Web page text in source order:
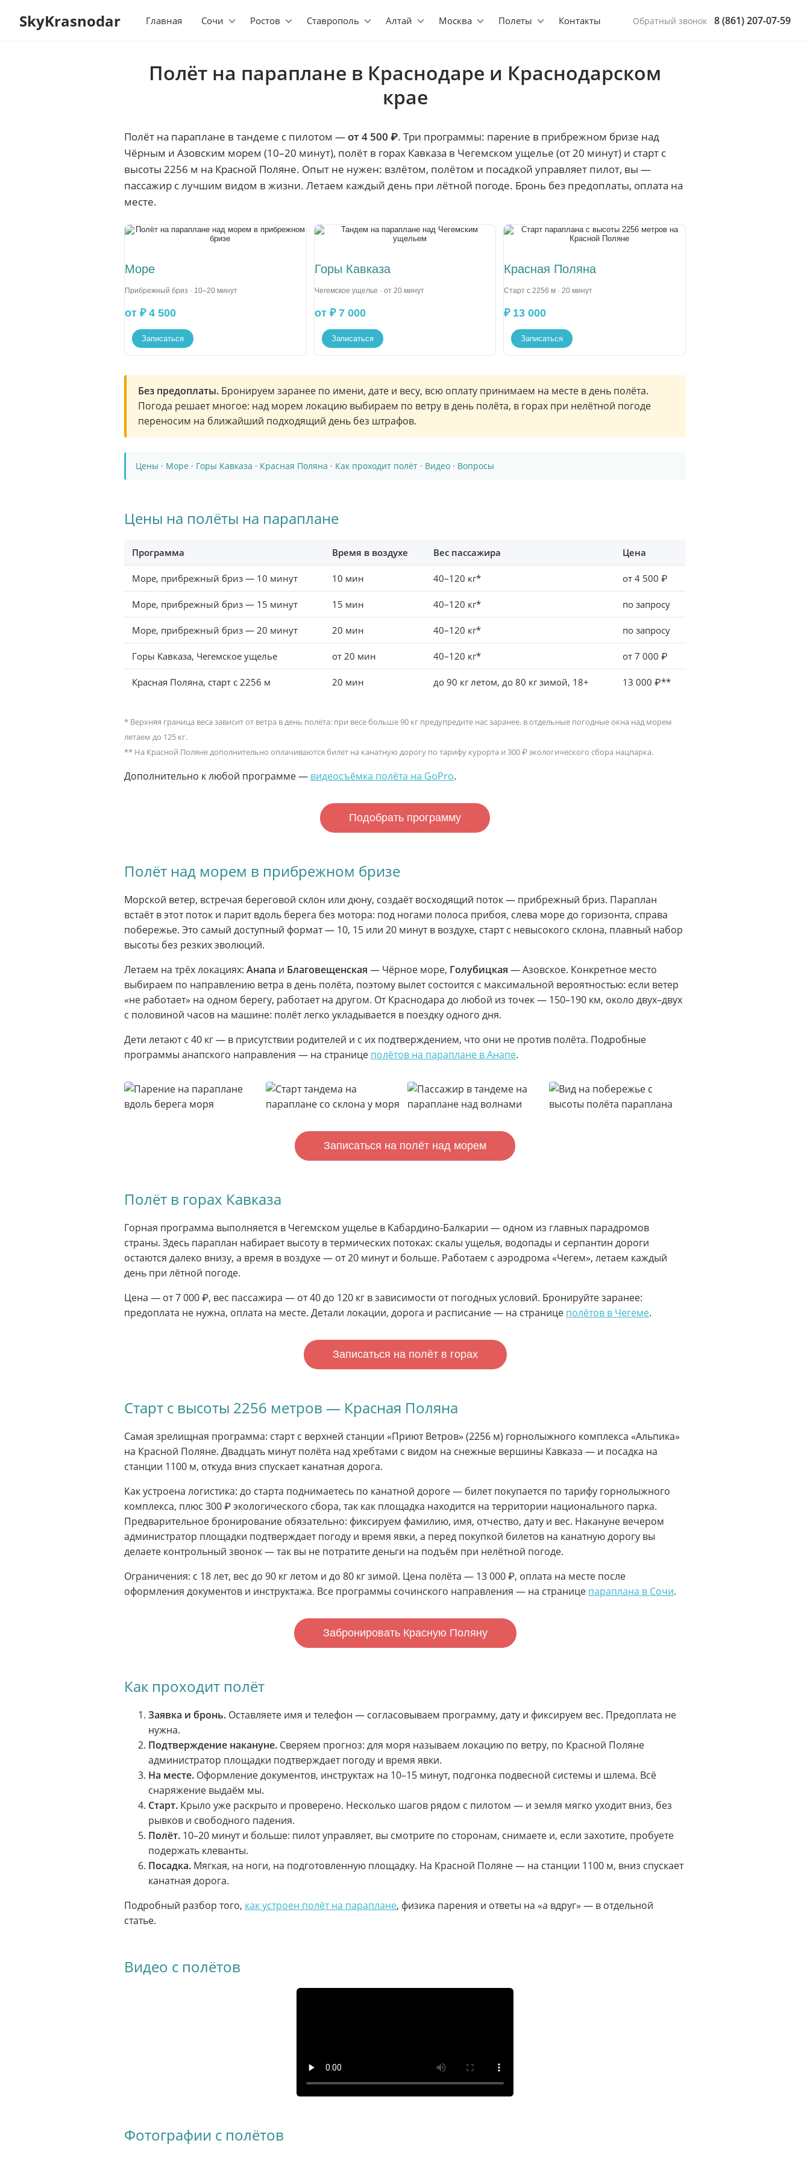
SkyKrasnodar Главная Сочи Ростов Ставрополь Алтай Москва Полеты Контакты Обратный звонок 8 (861) 207-07-59
Полёт на параплане в Краснодаре и Краснодарском
крае
Полёт на параплане в тандеме с пилотом —от 4 500 ₽. Три программы: парение в прибрежном бризе над
Чёрным и Азовским морем (10–20 минут), полёт в горах Кавказа в Чегемском ущелье (от 20 минут) и старт с
высоты 2256 м на Красной Поляне. Опыт не нужен: взлётом, полётом и посадкой управляет пилот, вы —
пассажир с лучшим видом в жизни. Летаем каждый день при лётной погоде. Бронь без предоплаты, оплата на
месте.
Море
Прибрежный бриз · 10–20 минут
от ₽ 4 500
Записаться
Горы Кавказа
Чегемское ущелье · от 20 минут
от ₽ 7 000
Записаться
Красная Поляна
Старт с 2256 м · 20 минут
₽ 13 000
Записаться
Без предоплаты. Бронируем заранее по имени, дате и весу, всю оплату принимаем на месте в день полёта.
Погода решает многое: над морем локацию выбираем по ветру в день полёта, в горах при нелётной погоде
переносим на ближайший подходящий день без штрафов.
Цены · Море · Горы Кавказа · Красная Поляна · Как проходит полёт · Видео · Вопросы
Цены на полёты на параплане
Программа Время в воздухе Вес пассажира Цена
Море, прибрежный бриз — 10 минут 10 мин 40–120 кг* от 4 500 ₽
Море, прибрежный бриз — 15 минут 15 мин 40–120 кг* по запросу
Море, прибрежный бриз — 20 минут 20 мин 40–120 кг* по запросу
Горы Кавказа, Чегемское ущелье от 20 мин 40–120 кг* от 7 000 ₽
Красная Поляна, старт с 2256 м 20 мин до 90 кг летом, до 80 кг зимой, 18+ 13 000 ₽**
* Верхняя граница веса зависит от ветра в день полёта: при весе больше 90 кг предупредите нас заранее, в отдельные погодные окна над морем
летаем до 125 кг.
** На Красной Поляне дополнительно оплачиваются билет на канатную дорогу по тарифу курорта и 300 ₽ экологического сбора нацпарка.
Дополнительно к любой программе — видеосъёмка полёта на GoPro.
Подобрать программу
Полёт над морем в прибрежном бризе
Морской ветер, встречая береговой склон или дюну, создаёт восходящий поток — прибрежный бриз. Параплан
встаёт в этот поток и парит вдоль берега без мотора: под ногами полоса прибоя, слева море до горизонта, справа
побережье. Это самый доступный формат — 10, 15 или 20 минут в воздухе, старт с невысокого склона, плавный набор
высоты без резких эволюций.
Летаем на трёх локациях: Анапа и Благовещенская — Чёрное море, Голубицкая — Азовское. Конкретное место
выбираем по направлению ветра в день полёта, поэтому вылет состоится с максимальной вероятностью: если ветер
«не работает» на одном берегу, работает на другом. От Краснодара до любой из точек — 150–190 км, около двух–двух
с половиной часов на машине: полёт легко укладывается в поездку одного дня.
Дети летают с 40 кг — в присутствии родителей и с их подтверждением, что они не против полёта. Подробные
программы анапского направления — на странице полётов на параплане в Анапе.
Записаться на полёт над морем
Полёт в горах Кавказа
Горная программа выполняется в Чегемском ущелье в Кабардино-Балкарии — одном из главных парадромов
страны. Здесь параплан набирает высоту в термических потоках: скалы ущелья, водопады и серпантин дороги
остаются далеко внизу, а время в воздухе — от 20 минут и больше. Работаем с аэродрома «Чегем», летаем каждый
день при лётной погоде.
Цена — от 7 000 ₽, вес пассажира — от 40 до 120 кг в зависимости от погодных условий. Бронируйте заранее:
предоплата не нужна, оплата на месте. Детали локации, дорога и расписание — на странице полётов в Чегеме.
Записаться на полёт в горах
Старт с высоты 2256 метров — Красная Поляна
Самая зрелищная программа: старт с верхней станции «Приют Ветров» (2256 м) горнолыжного комплекса «Альпика»
на Красной Поляне. Двадцать минут полёта над хребтами с видом на снежные вершины Кавказа — и посадка на
станции 1100 м, откуда вниз спускает канатная дорога.
Как устроена логистика: до старта поднимаетесь по канатной дороге — билет покупается по тарифу горнолыжного
комплекса, плюс 300 ₽ экологического сбора, так как площадка находится на территории национального парка.
Предварительное бронирование обязательно: фиксируем фамилию, имя, отчество, дату и вес. Накануне вечером
администратор площадки подтверждает погоду и время явки, а перед покупкой билетов на канатную дорогу вы
делаете контрольный звонок — так вы не потратите деньги на подъём при нелётной погоде.
Ограничения: с 18 лет, вес до 90 кг летом и до 80 кг зимой. Цена полёта — 13 000 ₽, оплата на месте после
оформления документов и инструктажа. Все программы сочинского направления — на странице параплана в Сочи.
Забронировать Красную Поляну
Как проходит полёт
Заявка и бронь. Оставляете имя и телефон — согласовываем программу, дату и фиксируем вес. Предоплата не
нужна.
Подтверждение накануне. Сверяем прогноз: для моря называем локацию по ветру, по Красной Поляне
администратор площадки подтверждает погоду и время явки.
На месте. Оформление документов, инструктаж на 10–15 минут, подгонка подвесной системы и шлема. Всё
снаряжение выдаём мы.
Старт. Крыло уже раскрыто и проверено. Несколько шагов рядом с пилотом — и земля мягко уходит вниз, без
рывков и свободного падения.
Полёт. 10–20 минут и больше: пилот управляет, вы смотрите по сторонам, снимаете и, если захотите, пробуете
подержать клеванты.
Посадка. Мягкая, на ноги, на подготовленную площадку. На Красной Поляне — на станции 1100 м, вниз спускает
канатная дорога.
Подробный разбор того, как устроен полёт на параплане, физика парения и ответы на «а вдруг» — в отдельной
статье.
Видео с полётов
Фотографии с полётов